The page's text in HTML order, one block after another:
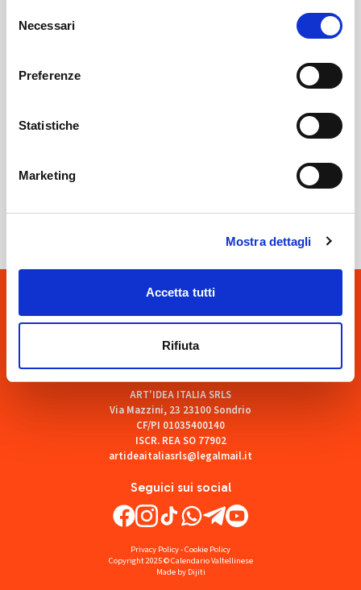
delNecessari
Preferenze
Statistiche
Marketing
Mostra dettagli
Accetta tutti
Rifiuta
Sondrio Necrologi
Sondrio
Seguici sui social
ART'IDEA ITALIA SRLS
Via Mazzini, 23 23100 Sondrio
CF/PI 01035400140
ISCR. REA SO 77902
artideaitaliasrls@legalmail.it
Privacy Policy-Cookie Policy
Copyright 2025 © Calendario Valtellinese
Made by Dijiti